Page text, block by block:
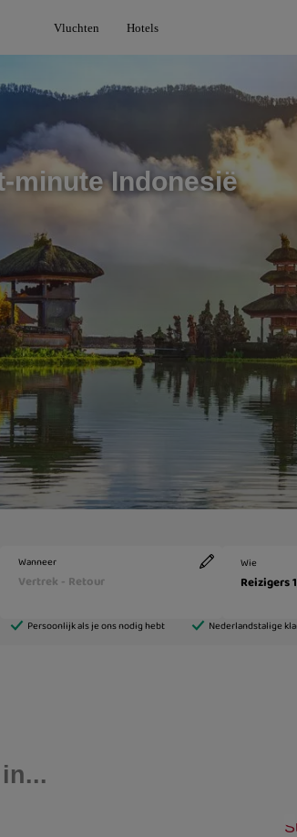
Vluchten Hotels
minute Indonesië